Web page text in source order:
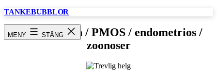
Hoppa
TANKEBUBBLOR
MENY STÄNG
Fredagslistan / PMOS / endometrios /
zoonoser